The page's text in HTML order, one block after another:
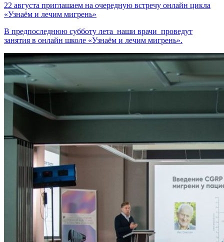
22 августа приглашаем на очередную встречу онлайн цикла
«Узнаём и лечим мигрень»
В предпоследнюю субботу лета наши врачи проведут
занятия в онлайн школе «Узнаём и лечим мигрень».